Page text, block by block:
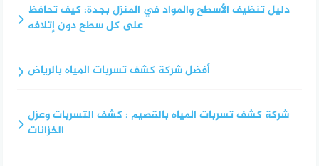
دليل تنظيف الأسطح والمواد في المنزل بجدة: كيف تحافظ
على كل سطح دون إتلافه
أفضل شركة كشف تسربات المياه بالرياض
شركة كشف تسربات المياه بالقصيم : كشف التسربات وعزل
الخزانات